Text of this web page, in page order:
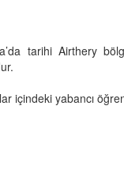
tarihi Airthery
içindeki yabancı